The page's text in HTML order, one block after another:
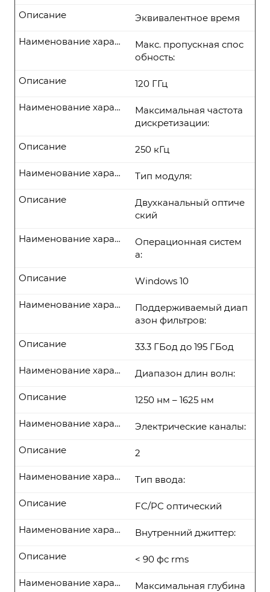
Эквивалентное время
Описание
Макс. пропускная спос
обность:
Наименование характеристики
120 ГГц
Описание
Максимальная частота
дискретизации:
Наименование характеристики
250 кГц
Описание
Тип модуля:
Наименование характеристики
Двухканальный оптиче
ский
Описание
Операционная систем
а:
Наименование характеристики
Windows 10
Описание
Поддерживаемый диап
азон фильтров:
Наименование характеристики
33.3 ГБод дo 195 ГБод
Описание
Диапазон длин волн:
Наименование характеристики
1250 нм – 1625 нм
Описание
Электрические каналы:
Наименование характеристики
2
Описание
Тип ввода:
Наименование характеристики
FC/PC оптический
Описание
Внутренний джиттер:
Наименование характеристики
< 90 фс rms
Описание
Максимальная глубина
Наименование характеристики